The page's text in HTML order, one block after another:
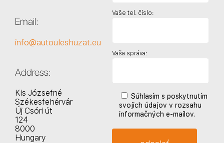
Email:
info@autouleshuzat.eu
Address:
Kis Józsefné
Székesfehérvár
Új Csóri út
124
8000
Hungary
Vaše tel. číslo:
Vaša správa:
Súhlasím s poskytnutím
svojich údajov v rozsahu
informačných e-mailov.